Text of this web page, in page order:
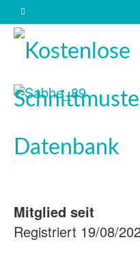
Mitglied seit
Registriert 19/08/